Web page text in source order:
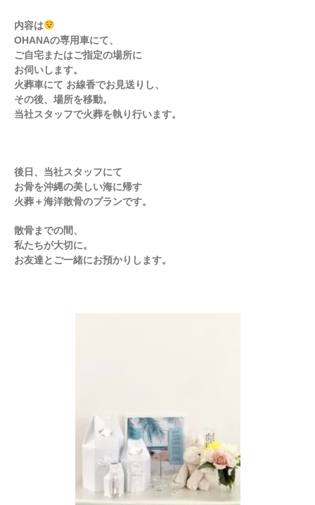
内容は
OHANAの専用車にて、
ご自宅またはご指定の場所に
お伺いします。
火葬車にて お線香でお見送りし、
その後、場所を移動。
当社スタッフで火葬を執り行います。
後日、当社スタッフにて
お骨を沖縄の美しい海に帰す
火葬＋海洋散骨のプランです。
散骨までの間、
私たちが大切に。
お友達とご一緒にお預かりします。